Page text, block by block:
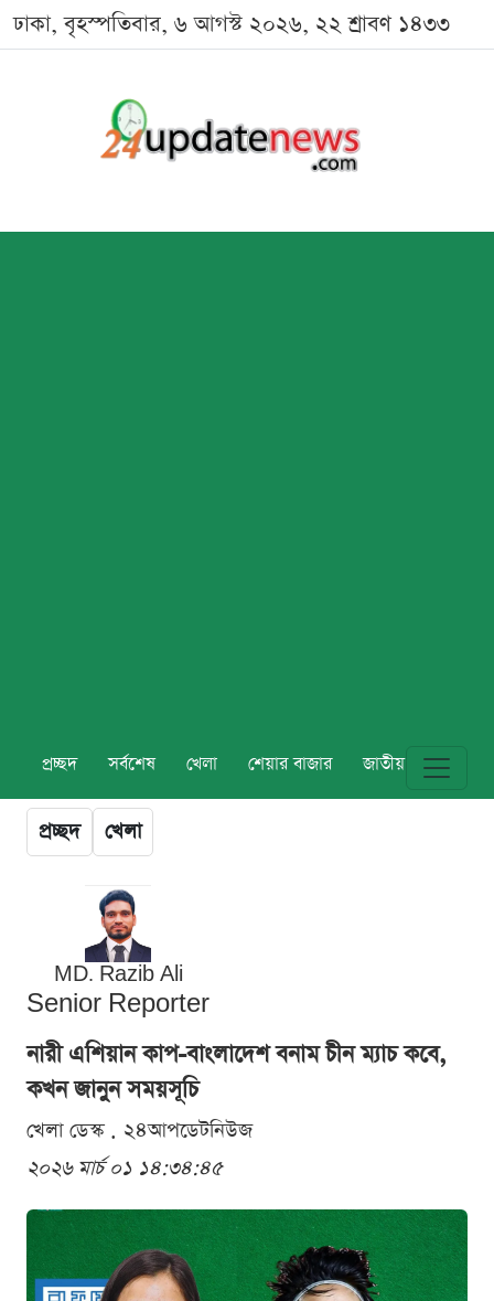
ঢাকা, বৃহস্পতিবার, ৬ আগস্ট ২০২৬, ২২ শ্রাবণ ১৪৩৩
প্রচ্ছদ সর্বশেষ খেলা শেয়ার বাজার জাতীয় বিশ্ব
প্রচ্ছদ খেলা
MD. Razib Ali
Senior Reporter
নারী এশিয়ান কাপ-বাংলাদেশ বনাম চীন ম্যাচ কবে,
কখন জানুন সময়সূচি
খেলা ডেস্ক . ২৪আপডেটনিউজ
২০২৬ মার্চ ০১ ১৪:৩৪:৪৫